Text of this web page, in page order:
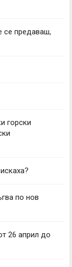
се предаваш,
горски
по нов
26 април до